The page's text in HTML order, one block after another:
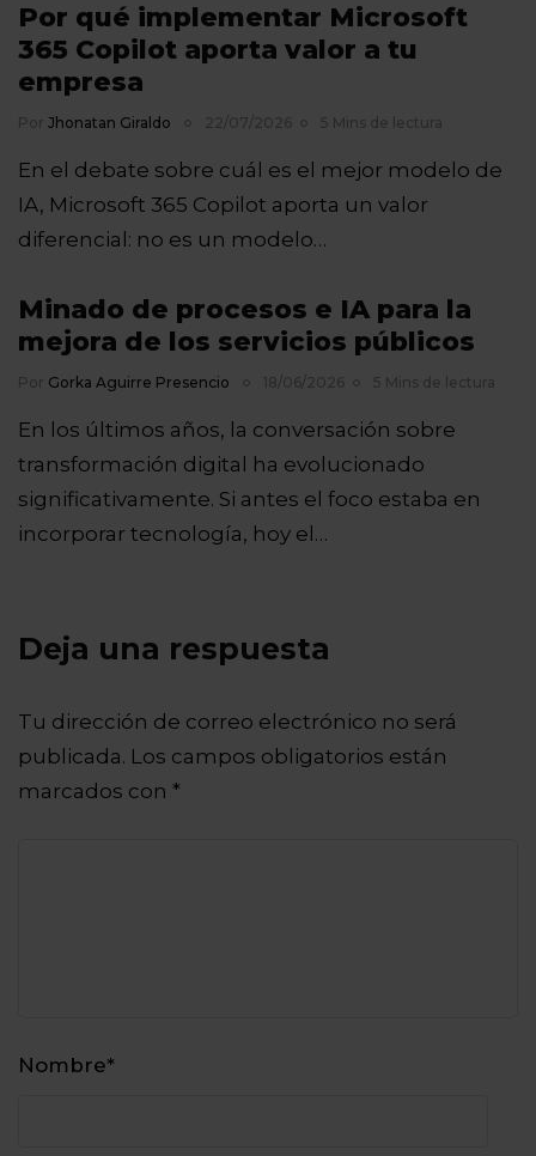
Por qué implementar Microsoft
365 Copilot aporta valor a tu
empresa
Por Jhonatan Giraldo 22/07/2026 5 Mins de lectura
En el debate sobre cuál es el mejor modelo de
IA, Microsoft 365 Copilot aporta un valor
diferencial: no es un modelo…
Minado de procesos e IA para la
mejora de los servicios públicos
Por Gorka Aguirre Presencio 18/06/2026 5 Mins de lectura
En los últimos años, la conversación sobre
transformación digital ha evolucionado
significativamente. Si antes el foco estaba en
incorporar tecnología, hoy el…
Deja una respuesta
Tu dirección de correo electrónico no será
publicada. Los campos obligatorios están
marcados con *
Nombre*